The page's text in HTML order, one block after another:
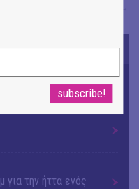
για την ήττα ενός